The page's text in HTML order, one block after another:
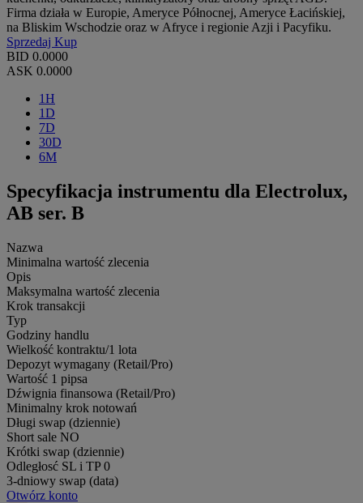
Firma działa w Europie, Ameryce Północnej, Ameryce Łacińskiej,
na Bliskim Wschodzie oraz w Afryce i regionie Azji i Pacyfiku.
Sprzedaj Kup
BID 0.0000
ASK 0.0000
1H
1D
7D
30D
6M
Specyfikacja instrumentu dla Electrolux,
AB ser. B
Nazwa
Minimalna wartość zlecenia
Opis
Maksymalna wartość zlecenia
Krok transakcji
Typ
Godziny handlu
Wielkość kontraktu/1 lota
Depozyt wymagany (Retail/Pro)
Wartość 1 pipsa
Dźwignia finansowa (Retail/Pro)
Minimalny krok notowań
Długi swap (dziennie)
Short sale NO
Krótki swap (dziennie)
Odległosć SL i TP 0
3-dniowy swap (data)
Otwórz konto